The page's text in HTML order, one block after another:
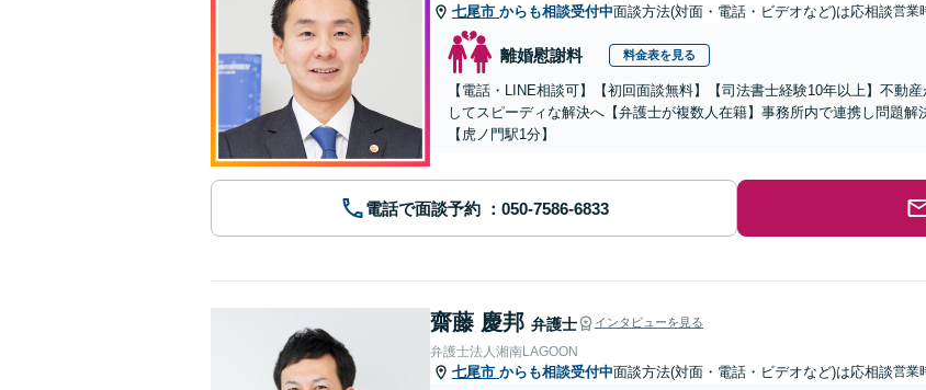
七尾市 からも相談受付中面談方法(対面・電話・ビデオなど)は応相談営業
離婚慰謝料 料金表を見る
【電話・LINE相談可】【初回面談無料】【司法書士経験10年以上】不動
してスピーディな解決へ【弁護士が複数人在籍】事務所内で連携し問題解
【虎ノ門駅1分】
電話で面談予約
齋藤 慶邦 弁護士 インタビューを見る
弁護士法人湘南LAGOON
七尾市 からも相談受付中面談方法(対面・電話・ビデオなど)は応相談営業